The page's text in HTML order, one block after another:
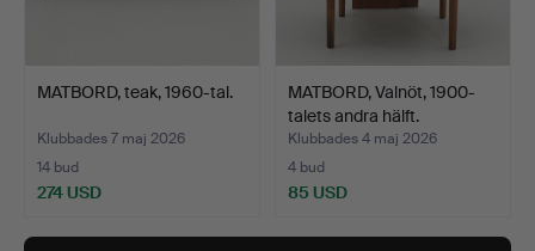
MATBORD, teak, 1960-tal.
Klubbades 7 maj 2026
14 bud
274 USD
MATBORD, Valnöt, 1900-
talets andra hälft.
Klubbades 4 maj 2026
4 bud
85 USD